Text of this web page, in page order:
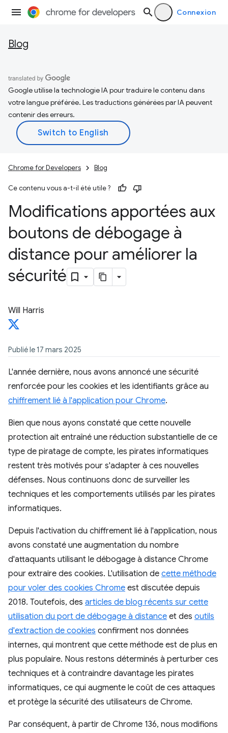
Connexion
Blog
Google utilise la technologie IA pour traduire le contenu dans
votre langue préférée. Les traductions générées par IA peuvent
contenir des erreurs.
Chrome for Developers Blog
Ce contenu vous a-t-il été utile ?
Modifications apportées aux
boutons de débogage à
distance pour améliorer la
sécurité
Will Harris
Publié le 17 mars 2025
L'année dernière, nous avons annoncé une sécurité
renforcée pour les cookies et les identifiants grâce au
chiffrement lié à l'application pour Chrome.
Bien que nous ayons constaté que cette nouvelle
protection ait entraîné une réduction substantielle de ce
type de piratage de compte, les pirates informatiques
restent très motivés pour s'adapter à ces nouvelles
défenses. Nous continuons donc de surveiller les
techniques et les comportements utilisés par les pirates
informatiques.
Depuis l'activation du chiffrement lié à l'application, nous
avons constaté une augmentation du nombre
d'attaquants utilisant le débogage à distance Chrome
pour extraire des cookies. L'utilisation de cette méthode
pour voler des cookies Chrome est discutée depuis
2018. Toutefois, des articles de blog récents sur cette
utilisation du port de débogage à distance et des outils
d'extraction de cookies confirment nos données
internes, qui montrent que cette méthode est de plus en
plus populaire. Nous restons déterminés à perturber ces
techniques et à contraindre davantage les pirates
informatiques, ce qui augmente le coût de ces attaques
et protège la sécurité des utilisateurs de Chrome.
Par conséquent, à partir de Chrome 136, nous modifions